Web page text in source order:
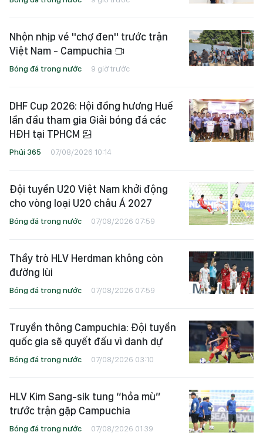
Nhộn nhịp vé "chợ đen" trước trận
Việt Nam - Campuchia
Bóng đá trong nước 9 giờ trước
DHF Cup 2026: Hội đồng hương Huế
lần đầu tham gia Giải bóng đá các
HĐH tại TPHCM
Phủi 365 07/08/2026 10:14
Đội tuyển U20 Việt Nam khởi động
cho vòng loại U20 châu Á 2027
Bóng đá trong nước 07/08/2026 07:59
Thầy trò HLV Herdman không còn
đường lùi
Bóng đá trong nước 07/08/2026 07:59
Truyền thông Campuchia: Đội tuyển
quốc gia sẽ quyết đấu vì danh dự
Bóng đá trong nước 07/08/2026 03:10
HLV Kim Sang-sik tung “hỏa mù”
trước trận gặp Campuchia
Bóng đá trong nước 07/08/2026 01:39